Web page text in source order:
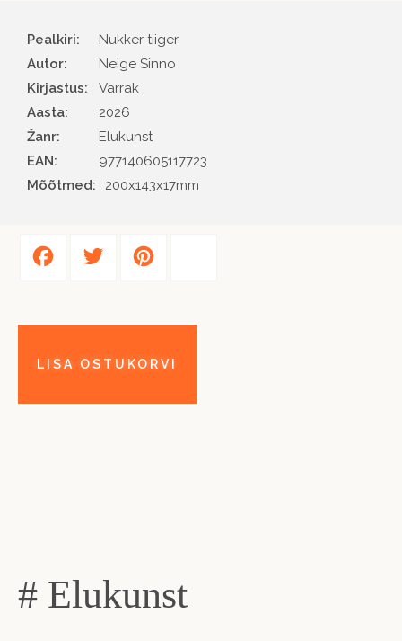
Pealkiri:
Nukker tiiger
Autor
Neige Sinno
Kirjastus
Varrak
Aasta
2026
Žanr
Elukunst
EAN
977140605117723
Mõõtmed:
200x143x17mm
# Elukunst